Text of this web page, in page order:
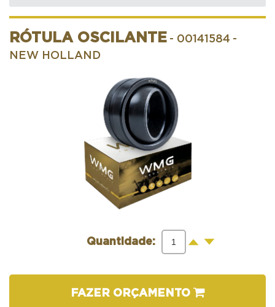
RÓTULA OSCILANTE - 00141584 -
NEW HOLLAND
Quantidade: + -
FAZER ORÇAMENTO